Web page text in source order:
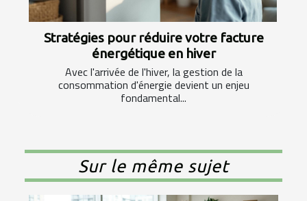
Stratégies pour réduire votre facture
énergétique en hiver
Avec l'arrivée de l'hiver, la gestion de la
consommation d'énergie devient un enjeu
fondamental...
Sur le même sujet